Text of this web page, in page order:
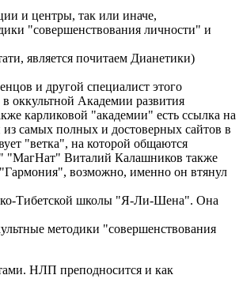
и центры, так или иначе,
"совершенствования личности" и
является почитаем Дианетики)
и другой специалист этого
оккультной Академии развития
карликовой "академии" есть ссылка на
самых полных и достоверных сайтов в
"ветка", на которой общаются
"МагНат" Виталий Калашников также
"Гармония", возможно, именно он втянул
Тибетской школы "Я-Ли-Шена". Она
методики "совершенствования
НЛП преподносится и как